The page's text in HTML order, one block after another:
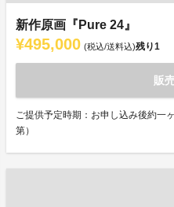
新作原画『Pure 24』
¥495,000 (税込/送料込)残り1
販
ご提供予定時期：お申し込み後約一
第）